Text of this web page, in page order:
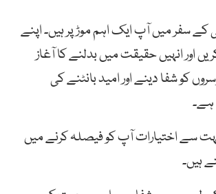
کے سفر میں آپ ایک اہم موڑ پر ہیں۔ اپنے
اور انہیں حقیقت میں بدلنے کا آغاز
کو شفا دینے اور امید بانٹنے کی
سے اختیارات آپ کو فیصلہ کرنے میں
ہیں۔